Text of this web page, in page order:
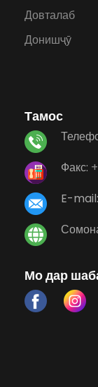
Довталаб
Донишҷӯ
Тамос
Факс:
E-mail:
Мо дар